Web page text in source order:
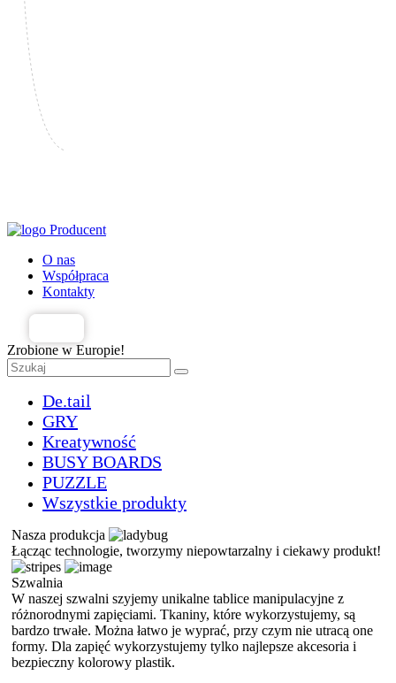
Producent
O nas
Współpraca
Kontakty
Zrobione w Europie!
De.tail
GRY
Kreatywność
BUSY BOARDS
PUZZLE
Wszystkie produkty
Nasza produkcja
Łącząc technologie, tworzymy niepowtarzalny i ciekawy produkt!
Szwalnia
W naszej szwalni szyjemy unikalne tablice manipulacyjne z
różnorodnymi zapięciami. Tkaniny, które wykorzystujemy, są
bardzo trwałe. Można łatwo je wyprać, przy czym nie utracą one
formy. Dla zapięć wykorzystujemy tylko najlepsze akcesoria i
bezpieczny kolorowy plastik.